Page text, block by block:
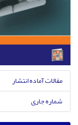
مقالات آماده انتشار
شماره جاری